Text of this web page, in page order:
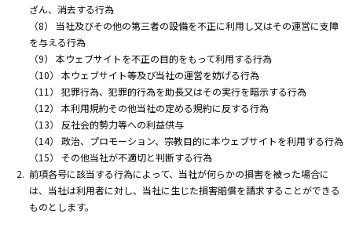
ざん、消去する行為
（8） 当社及びその他の第三者の設備を不正に利用し又はその運営に支障
を与える行為
（9） 本ウェブサイトを不正の目的をもって利用する行為
（10） 本ウェブサイト等及び当社の運営を妨げる行為
（11） 犯罪行為、犯罪的行為を助長又はその実行を暗示する行為
（12） 本利用規約その他当社の定める規約に反する行為
（13） 反社会的勢力等への利益供与
（14） 政治、プロモーション、宗教目的に本ウェブサイトを利用する行為
（15） その他当社が不適切と判断する行為
前項各号に該当する行為によって、当社が何らかの損害を被った場合に
は、当社は利用者に対し、当社に生じた損害賠償を請求することができる
ものとします。